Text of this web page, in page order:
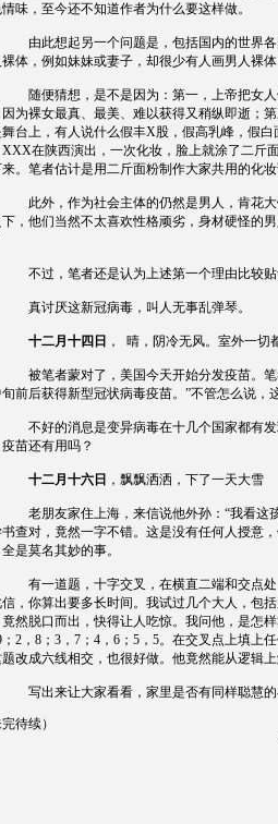
味，至今还不知道作者为什么要这样做。
由此想起另一个问题是，包括国内的世界
体，例如妹妹或妻子，却很少有人画男人裸体
随便猜想，是不是因为：第一，上帝把女
为裸女最真、最美、难以获得又稍纵即逝；
台上，有人说什么假丰X股，假高乳峰，假白
XXX在陕西演出，一次化妆，脸上就涂了二斤
。笔者估计是用二斤面粉制作大家共用的化
此外，作为社会主体的仍然是男人，肯花
下，他们当然不太喜欢性格顽劣，身材硬怪的
不过，笔者还是认为上述第一个理由比较
真讨厌这新冠病毒，叫人无事乱弹琴。
十二月十四日 ， 晴，阴冷无风。室外一切
被笔者蒙对了，美国今天开始分发疫苗。
旬前后获得新型冠状病毒疫苗。”不管怎么说，
不好的消息是变异病毒在十几个国家都有
苗还有用吗？
十二月十六日 ，飘飘洒洒，下了一天大雪
老朋友家住上海，来信说他外孙：“我看这
查对，竟然一字不错。这是没有任何人授意
是莫名其妙的事。
有一道题，十字交叉，在横直二端和交点
，你算出要多长时间。我试过几个大人，包
然脱口而出，快得让人吃惊。我问他，是怎
； 2， 8； 3， 7； 4， 6； 5， 5。在交叉点上填上
改成六线相交，也很好做。他竟然能从逻辑
写出来让大家看看，家里是否有同样聪慧的
完待续）